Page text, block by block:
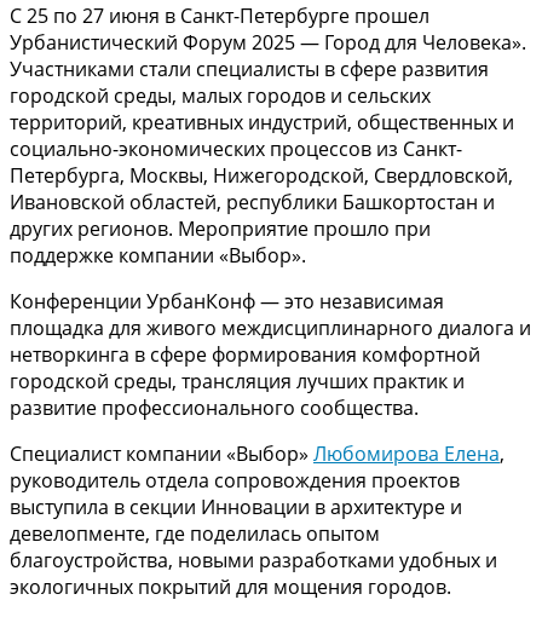
С 25 по 27 июня в Санкт-Петербурге прошел
Урбанистический Форум 2025 — Город для Человека».
Участниками стали специалисты в сфере развития
городской среды, малых городов и сельских
территорий, креативных индустрий, общественных и
социально-экономических процессов из Санкт-
Петербурга, Москвы, Нижегородской, Свердловской,
Ивановской областей, республики Башкортостан и
других регионов. Мероприятие прошло при
поддержке компании «Выбор».
Конференции УрбанКонф — это независимая
площадка для живого междисциплинарного диалога и
нетворкинга в сфере формирования комфортной
городской среды, трансляция лучших практик и
развитие профессионального сообщества.
Специалист компании «Выбор» Любомирова Елена,
руководитель отдела сопровождения проектов
выступила в секции Инновации в архитектуре и
девелопменте, где поделилась опытом
благоустройства, новыми разработками удобных и
экологичных покрытий для мощения городов.